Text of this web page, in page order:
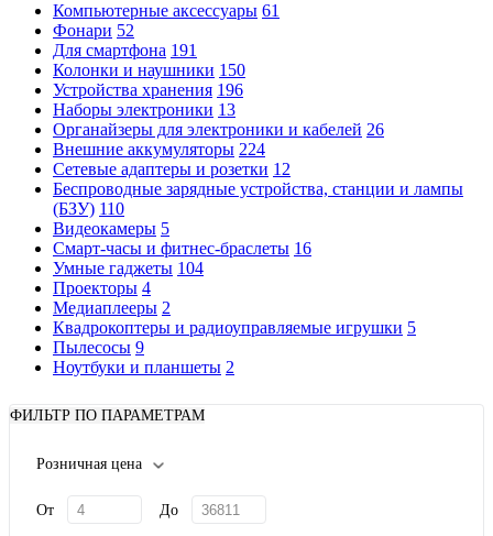
Компьютерные аксессуары 61
Фонари 52
Для смартфона 191
Колонки и наушники 150
Устройства хранения 196
Наборы электроники 13
Органайзеры для электроники и кабелей 26
Внешние аккумуляторы 224
Сетевые адаптеры и розетки 12
Беспроводные зарядные устройства, станции и лампы
(БЗУ) 110
Видеокамеры 5
Смарт-часы и фитнес-браслеты 16
Умные гаджеты 104
Проекторы 4
Медиаплееры 2
Квадрокоптеры и радиоуправляемые игрушки 5
Пылесосы 9
Ноутбуки и планшеты 2
ФИЛЬТР ПО ПАРАМЕТРАМ
Розничная цена
От До